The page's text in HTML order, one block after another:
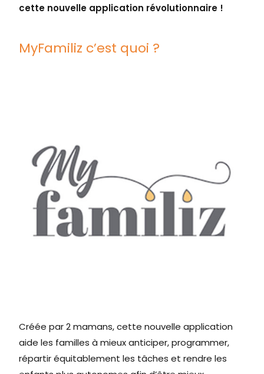
cette nouvelle application révolutionnaire !
MyFamiliz c’est quoi ?
Créée par 2 mamans, cette nouvelle application
aide les familles à mieux anticiper, programmer,
répartir équitablement les tâches et rendre les